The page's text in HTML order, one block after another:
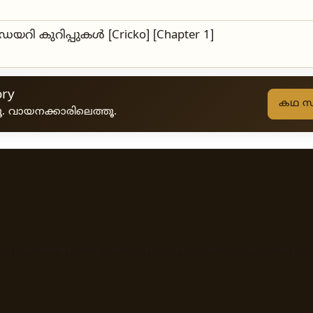
കുറിപ്പുകൾ [Cricko] [Chapter 1]
വായനക്കാരിലെത്തൂ.
കഥ